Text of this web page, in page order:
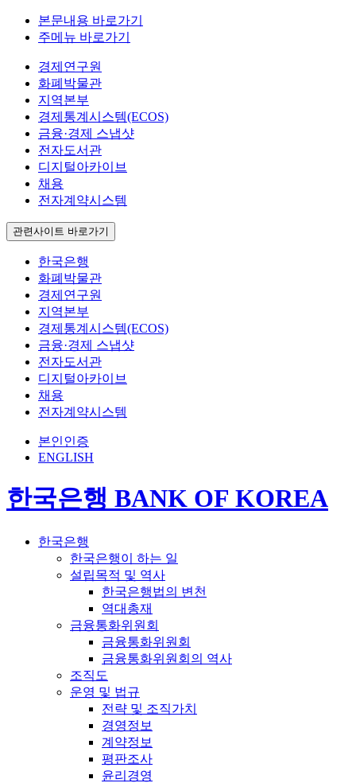
본문내용 바로가기
주메뉴 바로가기
경제연구원
화폐박물관
지역본부
경제통계시스템(ECOS)
금융·경제 스냅샷
전자도서관
디지털아카이브
채용
전자계약시스템
관련사이트 바로가기
한국은행
화폐박물관
경제연구원
지역본부
경제통계시스템(ECOS)
금융·경제 스냅샷
전자도서관
디지털아카이브
채용
전자계약시스템
본인인증
ENGLISH
한국은행 BANK OF KOREA
한국은행
한국은행이 하는 일
설립목적 및 역사
한국은행법의 변천
역대총재
금융통화위원회
금융통화위원회
금융통화위원회의 역사
조직도
운영 및 법규
전략 및 조직가치
경영정보
계약정보
평판조사
윤리경영